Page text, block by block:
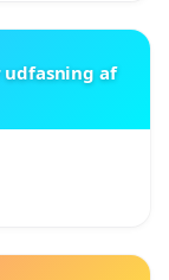
udfasning af